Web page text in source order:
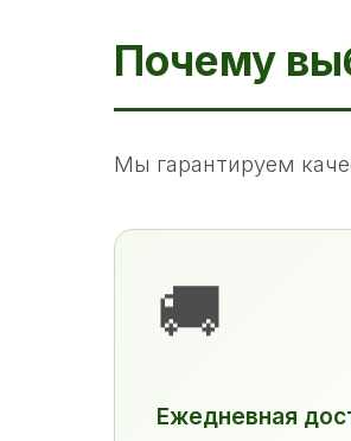
Почему
Мы гарантируем
🚚
Ежедневная